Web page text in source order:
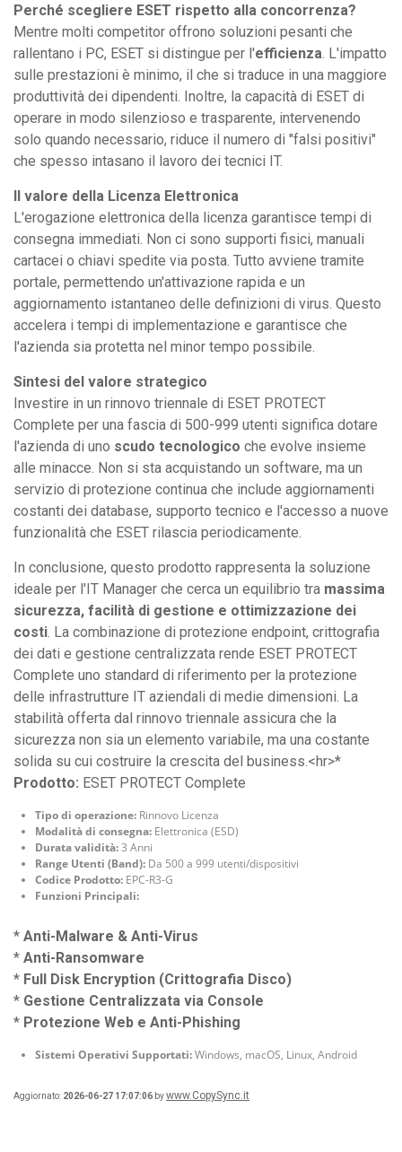
Perché scegliere ESET rispetto alla concorrenza?
Mentre molti competitor offrono soluzioni pesanti che
rallentano i PC, ESET si distingue per l'efficienza. L'impatto
sulle prestazioni è minimo, il che si traduce in una maggiore
produttività dei dipendenti. Inoltre, la capacità di ESET di
operare in modo silenzioso e trasparente, intervenendo
solo quando necessario, riduce il numero di "falsi positivi"
che spesso intasano il lavoro dei tecnici IT.
Il valore della Licenza Elettronica
L'erogazione elettronica della licenza garantisce tempi di
consegna immediati. Non ci sono supporti fisici, manuali
cartacei o chiavi spedite via posta. Tutto avviene tramite
portale, permettendo un'attivazione rapida e un
aggiornamento istantaneo delle definizioni di virus. Questo
accelera i tempi di implementazione e garantisce che
l'azienda sia protetta nel minor tempo possibile.
Sintesi del valore strategico
Investire in un rinnovo triennale di ESET PROTECT
Complete per una fascia di 500-999 utenti significa dotare
l'azienda di uno scudo tecnologico che evolve insieme
alle minacce. Non si sta acquistando un software, ma un
servizio di protezione continua che include aggiornamenti
costanti dei database, supporto tecnico e l'accesso a nuove
funzionalità che ESET rilascia periodicamente.
In conclusione, questo prodotto rappresenta la soluzione
ideale per l'IT Manager che cerca un equilibrio tra massima
sicurezza, facilità di gestione e ottimizzazione dei
costi. La combinazione di protezione endpoint, crittografia
dei dati e gestione centralizzata rende ESET PROTECT
Complete uno standard di riferimento per la protezione
delle infrastrutture IT aziendali di medie dimensioni. La
stabilità offerta dal rinnovo triennale assicura che la
sicurezza non sia un elemento variabile, ma una costante
solida su cui costruire la crescita del business.<hr>*
Prodotto: ESET PROTECT Complete
Tipo di operazione: Rinnovo Licenza
Modalità di consegna: Elettronica (ESD)
Durata validità:3 Anni
Range Utenti (Band): Da 500 a 999 utenti/dispositivi
Codice Prodotto: EPC-R3-G
Funzioni Principali:
* Anti-Malware & Anti-Virus
* Anti-Ransomware
* Full Disk Encryption (Crittografia Disco)
* Gestione Centralizzata via Console
* Protezione Web e Anti-Phishing
Sistemi Operativi Supportati:Windows, macOS, Linux, Android
Aggiornato: 2026-06-27 17:07:06 bywww.CopySync.it